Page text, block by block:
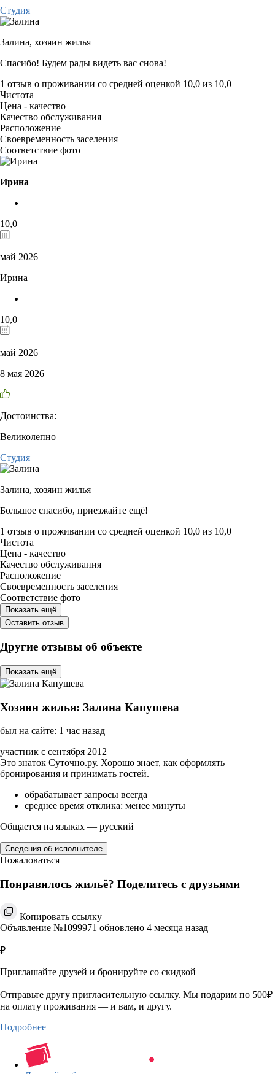
Студия
Залина, хозяин жилья
Спасибо! Будем рады видеть вас снова!
1 отзыв о проживании со средней оценкой 10,0 из 10,0
Чистота
Цена - качество
Качество обслуживания
Расположение
Своевременность заселения
Соответствие фото
Ирина
10,0
май 2026
Ирина
10,0
май 2026
8 мая 2026
Достоинства:
Великолепно
Студия
Залина, хозяин жилья
Большое спасибо, приезжайте ещё!
1 отзыв о проживании со средней оценкой 10,0 из 10,0
Чистота
Цена - качество
Качество обслуживания
Расположение
Своевременность заселения
Соответствие фото
Показать ещё
Оставить отзыв
Другие отзывы об объекте
Показать ещё
Хозяин жилья: Залина Капушева
был на сайте: 1 час назад
участник с сентября 2012
Это знаток Суточно.ру. Хорошо знает, как оформлять
бронирования и принимать гостей.
обрабатывает запросы всегда
среднее время отклика: менее минуты
Общается на языках — русский
Сведения об исполнителе
Пожаловаться
Понравилось жильё? Поделитесь с друзьями
Копировать ссылку
Объявление №1099971 обновлено 4 месяца назад
₽
Приглашайте друзей и бронируйте со скидкой
Отправьте другу пригласительную ссылку. Мы подарим по 500₽
на оплату проживания — и вам, и другу.
Подробнее